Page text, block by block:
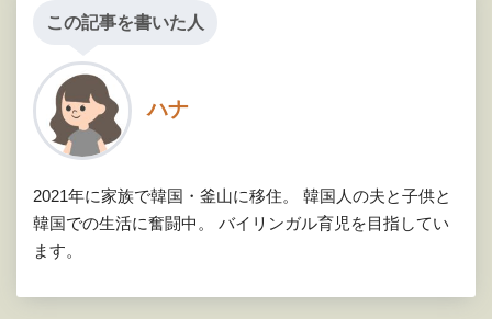
この記事を書いた人
ハナ
2021年に家族で韓国・釜山に移住。 韓国人の夫と子供と
韓国での生活に奮闘中。 バイリンガル育児を目指してい
ます。